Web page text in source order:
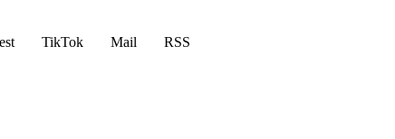
TikTok Mail
RSS